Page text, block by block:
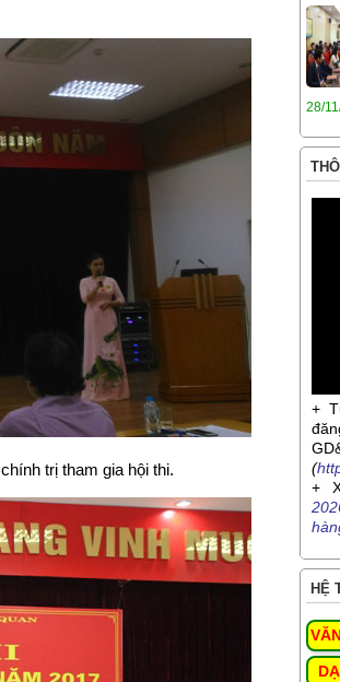
trị tham gia hội thi.
28/
+
(
+
HỆ